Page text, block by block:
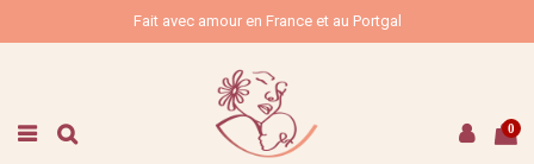
Fait avec amour en France et au Portgal
0